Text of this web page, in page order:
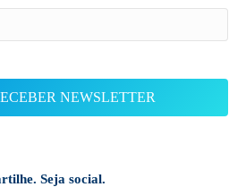
Seja social.